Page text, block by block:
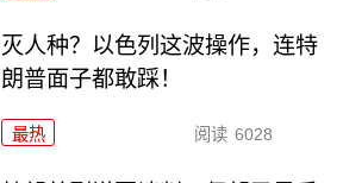
灭人种？以色列这波操作，连特
朗普面子都敢踩！
最热 阅读 6028